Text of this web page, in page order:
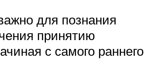
для познания
принятию
с самого раннего